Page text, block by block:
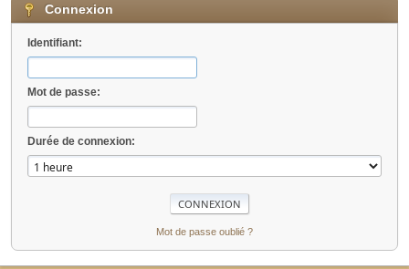
Connexion
Identifiant:
Mot de passe:
Durée de connexion:
Mot de passe oublié ?